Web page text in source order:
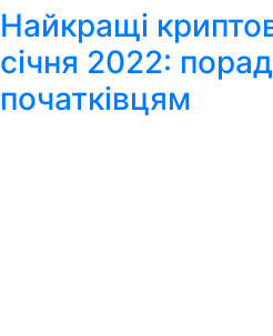
Найкращі
січня 2022:
початківцям